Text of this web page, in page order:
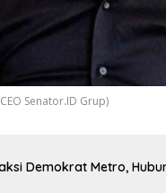
Senator.ID Grup)
Demokrat Metro,